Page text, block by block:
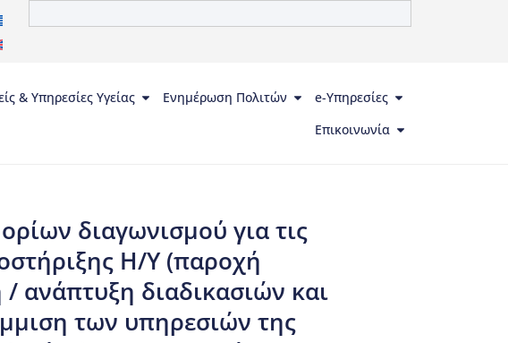
& Υπηρεσίες Υγείας Ενημέρωση Πολιτών
e-Υπηρεσίες
Επικοινωνία
διαγωνισμού για τις
Η/Υ (παροχή
ανάπτυξη διαδικασιών και
των υπηρεσιών της